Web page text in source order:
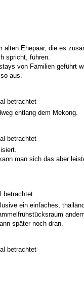
alten Ehepaar, die es
spricht, führen.
von Familien geführt
aus.
betrachtet
entlang dem Mekong.
betrachtet
man sich das aber
betrachtet
ein einfaches,
später noch dran.
betrachtet